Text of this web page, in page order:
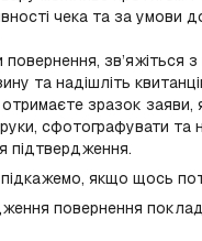
чека та за умови
зв’яжіться
та надішліть
зразок заяви,
сфотографувати та
підтвердження.
якщо щось
повернення